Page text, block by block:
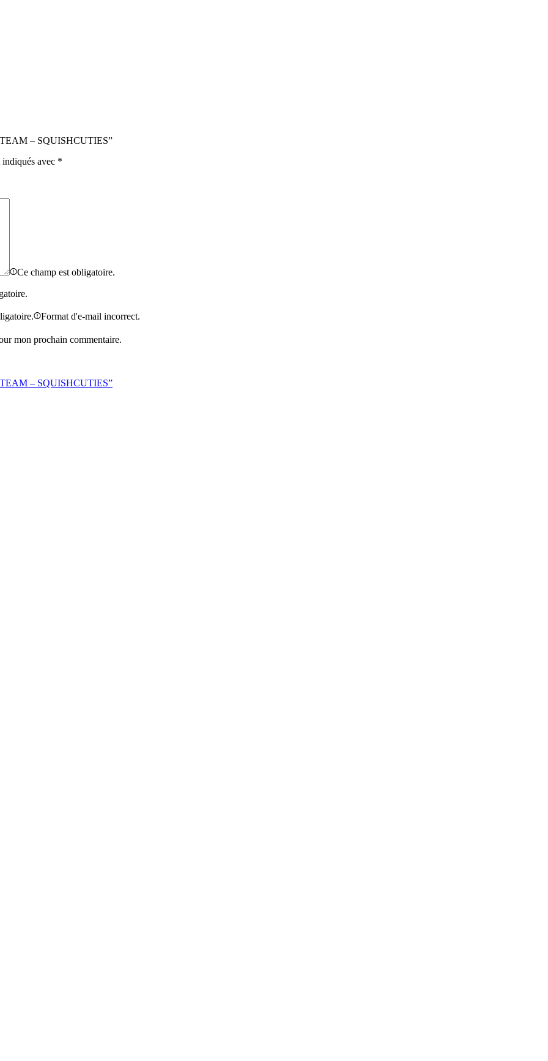
TEAM – SQUISHCUTIES”
avec *
Ce champ est obligatoire.
Format d'e-mail incorrect.
mon prochain commentaire.
TEAM – SQUISHCUTIES”